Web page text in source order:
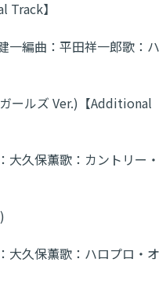
Track】
一編曲： 平田祥一郎歌： ハ
ールズ Ver.)【Additional
大久保薫歌： カントリー・
大久保薫歌： ハロプロ・オ